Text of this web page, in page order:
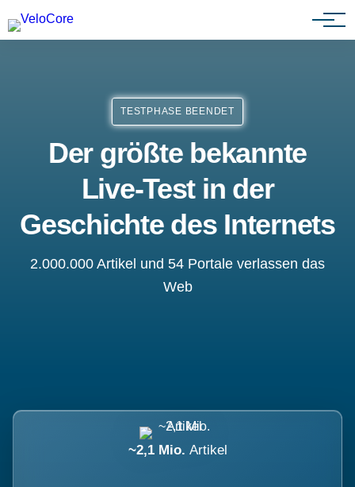
Partnerprogramm
TESTPHASE BEENDET
Der größte bekannte
Live-Test in der
Geschichte des Internets
2.000.000 Artikel und 54 Portale verlassen das
Web
~2,1 Mio. Artikel